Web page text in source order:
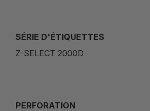
SÉRIE D'ÉTIQUETTES
Z-SELECT 2000D
PERFORATION